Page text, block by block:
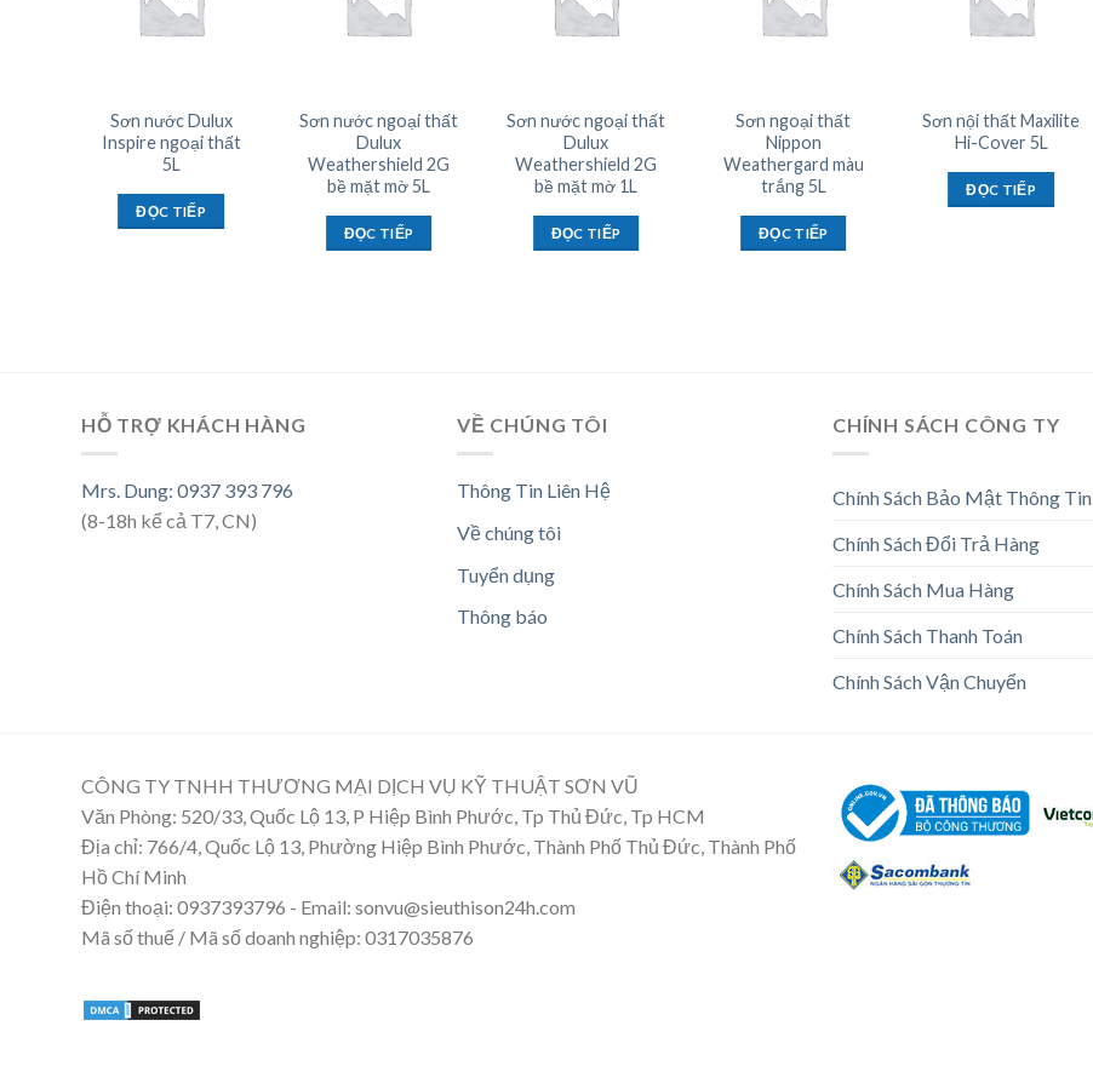
Sơn nước Dulux
Inspire ngoại thất
5L
ĐỌC TIẾP
Sơn nước ngoại thất
Dulux
Weathershield 2G
bề mặt mờ 5L
ĐỌC TIẾP
Sơn nước ngoại thất
Dulux
Weathershield 2G
bề mặt mờ 1L
ĐỌC TIẾP
Sơn ngoại thất
Nippon
Weathergard màu
trắng 5L
ĐỌC TIẾP
Sơn nội thất Maxilite
Hi-Cover 5L
ĐỌC TIẾP
HỖ TRỢ KHÁCH HÀNG
Mrs. Dung: 0937 393 796
(8-18h kể cả T7, CN)
VỀ CHÚNG TÔI
Thông Tin Liên Hệ
Về chúng tôi
Tuyển dụng
Thông báo
CHÍNH SÁCH CÔNG TY
Chính Sách Bảo Mật Thông Tin
Chính Sách Đổi Trả Hàng
Chính Sách Mua Hàng
Chính Sách Thanh Toán
Chính Sách Vận Chuyển
CÔNG TY TNHH THƯƠNG MẠI DỊCH VỤ KỸ THUẬT SƠN VŨ
Văn Phòng: 520/33, Quốc Lộ 13, P Hiệp Bình Phước, Tp Thủ Đức, Tp HCM
Địa chỉ: 766/4, Quốc Lộ 13, Phường Hiệp Bình Phước, Thành Phố Thủ Đức, Thành Phố
Hồ Chí Minh
Điện thoại: 0937393796 - Email: sonvu@sieuthison24h.com
Mã số thuế / Mã số doanh nghiệp: 0317035876